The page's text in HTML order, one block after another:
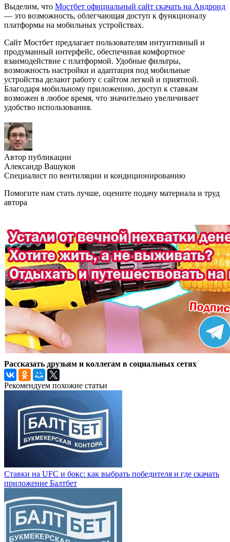
Выделим, что Мостбет официальный сайт скачать на Андроид
— это возможность, облегчающая доступ к функционалу
платформы на мобильных устройствах.
Сайт Мостбет предлагает пользователям интуитивный и
продуманный интерфейс, обеспечивая комфортное
взаимодействие с платформой. Удобные фильтры,
возможность настройки и адаптация под мобильные
устройства делают работу с сайтом легкой и приятной.
Благодаря мобильному приложению, доступ к ставкам
возможен в любое время, что значительно увеличивает
удобство использования.
Автор публикации
Александр Вашуков
Специалист по вентиляции и кондиционированию
Помогите нам стать лучше, оцените подачу материала и труд
автора
Рассказать друзьям и коллегам в социальных сетях
Рекомендуем похожие статьи
Ставки на UFC и бокс: как выбрать победителя и где скачать
приложение Балтбет